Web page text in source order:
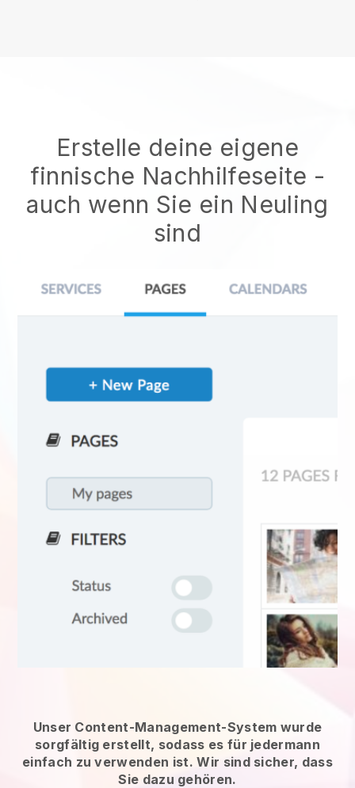
Erstelle deine eigene
finnische Nachhilfeseite -
auch wenn Sie ein Neuling
sind
Unser Content-Management-System wurde
sorgfältig erstellt, sodass es für jedermann
einfach zu verwenden ist. Wir sind sicher, dass
Sie dazu gehören.